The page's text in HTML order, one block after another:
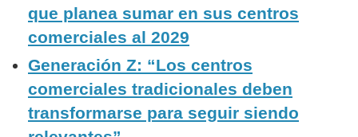
que planea sumar en sus centros
comerciales al 2029
Generación Z: “Los centros
comerciales tradicionales deben
transformarse para seguir siendo